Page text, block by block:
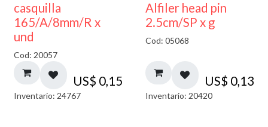
casquilla
165/A/8mm/R x
und
Cod: 20057
US$ 0,15
Inventario: 24767
Alfiler head pin
2.5cm/SP x g
Cod: 05068
US$ 0,13
Inventario: 20420